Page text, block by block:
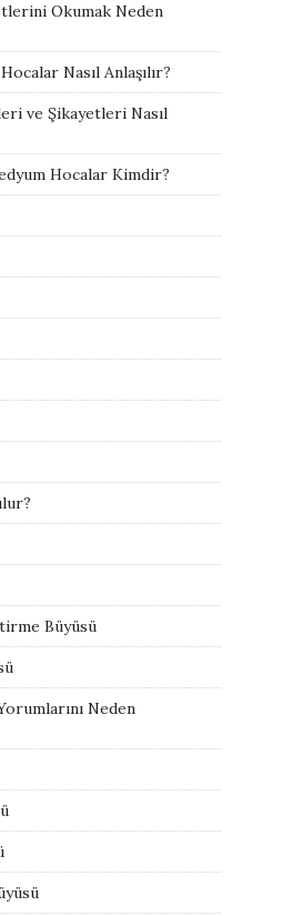
Okumak Neden
Nasıl Anlaşılır?
ve Şikayetleri Nasıl
Hocalar Kimdir?
Büyüsü
Neden